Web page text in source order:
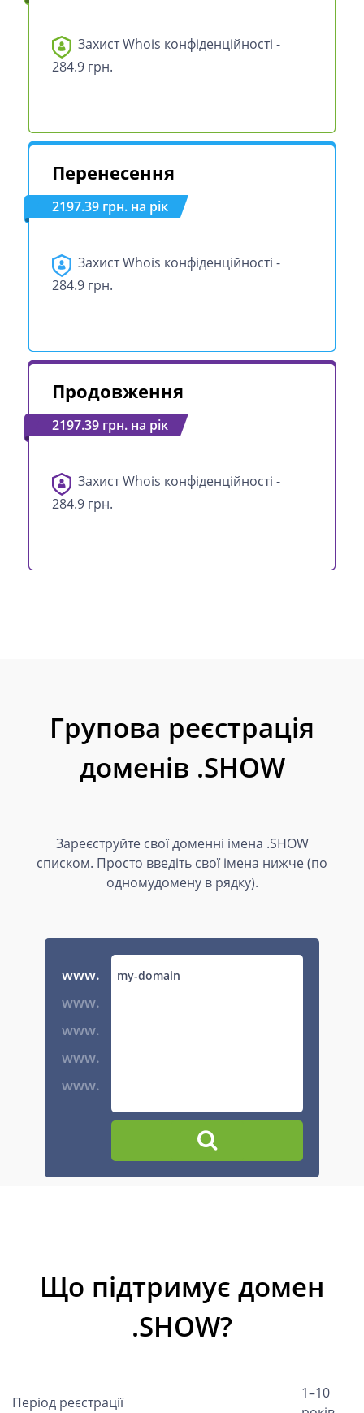
Захист Whois конфіденційності -
284.9 грн.
Перенесення
2197.39 грн. на рік
Захист Whois конфіденційності -
284.9 грн.
Продовження
2197.39 грн. на рік
Захист Whois конфіденційності -
284.9 грн.
Групова реєстрація
доменів .SHOW
Зареєструйте свої доменні імена .SHOW
списком. Просто введіть свої імена нижче (по
одномудомену в рядку).
www.
www.
www.
www.
www.
Що підтримує домен
.SHOW?
Період реєстрації
1–10